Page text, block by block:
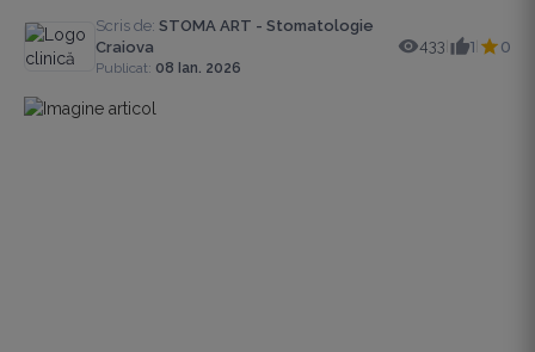
Scris de: STOMA ART - Stomatologie
Craiova
Publicat: 08 Ian. 2026
433 1 0